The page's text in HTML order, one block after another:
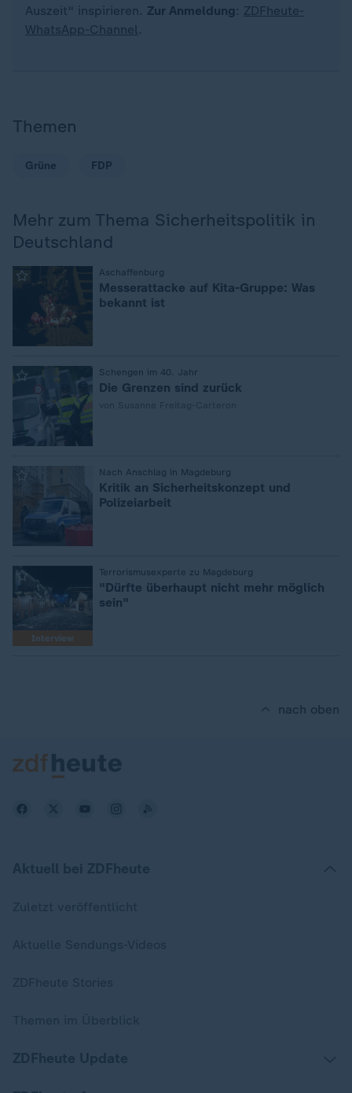
Auszeit" inspirieren. Zur Anmeldung : ZDFheute-
WhatsApp-Channel.
Themen
Grüne FDP
Mehr zum Thema Sicherheitspolitik in
Deutschland
Aschaffenburg
Messerattacke auf Kita-Gruppe: Was
bekannt ist
Schengen im 40. Jahr
Die Grenzen sind zurück
Nach Anschlag in Magdeburg
Kritik an Sicherheitskonzept und
Polizeiarbeit
Interview
Terrorismusexperte zu Magdeburg
"Dürfte überhaupt nicht mehr möglich
sein"
nach oben